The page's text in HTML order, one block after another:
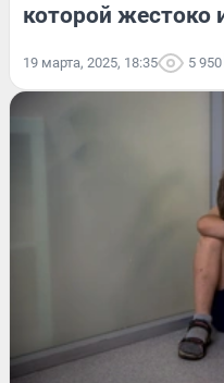
которой жестоко
19 марта, 2025, 18:35 5 950